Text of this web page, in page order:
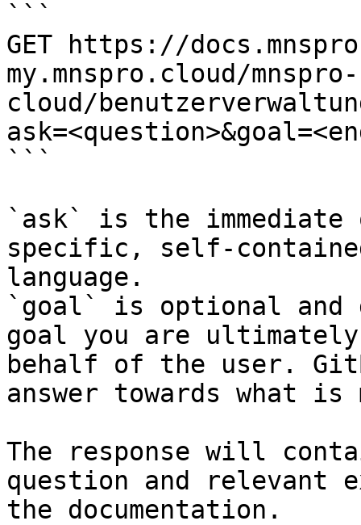
```
GET https://
my.mnspro.cloud/mnspro-
cloud/
```
`ask` is the
specific, self-
language.
`goal` is optional and
goal you are
behalf of the user.
answer towards what
The response will
question and relevant
the documentation.